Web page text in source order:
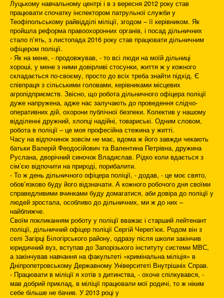
Луцькому навчальному центрі і в з вересня 2012 року став
працювати спочатку інспектором патрульної служби у
Теофіпольському райвідділі міліції, згодом – її керівником. Як
пройшла реформа правоохоронних органів, і посад дільничних
стало п’ять, з листопада 2016 року став працювати дільничним
офіцером поліції.
- Як на мене, - продовжував, - то всі люди на моїй дільниці
хороші, у мене з ними довірливі стосунки, життя ж у кожного
складається по-своєму, просто до всіх треба знайти підхід. Є
співпраця з сільськими головами, керівниками місцевих
агропідприємств. Звісно, що робота дільничного офіцера поліції
дуже напружена, адже нас залучають до проведення слідчо-
оперативних дій, охорони публічної безпеки. Колектив у нашому
відділенні дружний, хлопці надійні, товариські. Одним словом,
робота в поліції – це моя професійна стежина у житті.
Часу на відпочинок зовсім не має, вдома ж його завжди чекають
батьки Валерій Феодосійович та Валентина Петрівна, дружина
Руслана, дворічний синочок Владислав. Рідко коли вдається з
сім’єю відпочити на природі, порибалити.
- То ж день дільничного офіцера поліції, - додав, - це моє свято,
обов’язково буду його відзначати. А кожного робочого дня своїми
справедливими вчинками буду домагатися, аби довіра до поліції у
людей зростала, особливо до дільничних, ми ж до них –
найближче.
Своїм покликанням роботу у поліції вважає і старший лейтенант
поліції, дільничний офіцер поліції Сергій Череп’юк. Родом він з
селі Загірці Білогірського району, одразу після школи закінчив
юридичний вуз, вступав до Запорізького інституту системи МВС,
а закінчував навчання на факультеті «кримінальна міліція» в
Дніпропетровському Державному Університеті Внутрішніх Справ.
- Працювати в міліції я хотів з дитинства, - охоче спілкувався, -
мав добрий приклад, в міліції працювали мої родичі, то ж ніким
себе більше не бачив. У 2013 році у